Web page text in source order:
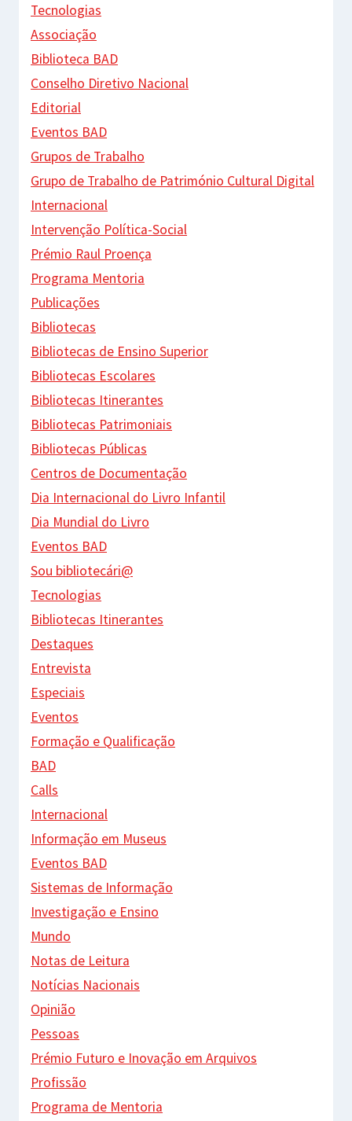
Tecnologias
Associação
Biblioteca BAD
Conselho Diretivo Nacional
Editorial
Eventos BAD
Grupos de Trabalho
Grupo de Trabalho de Património Cultural Digital
Internacional
Intervenção Política-Social
Prémio Raul Proença
Programa Mentoria
Publicações
Bibliotecas
Bibliotecas de Ensino Superior
Bibliotecas Escolares
Bibliotecas Itinerantes
Bibliotecas Patrimoniais
Bibliotecas Públicas
Centros de Documentação
Dia Internacional do Livro Infantil
Dia Mundial do Livro
Eventos BAD
Sou bibliotecári@
Tecnologias
Bibliotecas Itinerantes
Destaques
Entrevista
Especiais
Eventos
Formação e Qualificação
BAD
Calls
Internacional
Informação em Museus
Eventos BAD
Sistemas de Informação
Investigação e Ensino
Mundo
Notas de Leitura
Notícias Nacionais
Opinião
Pessoas
Prémio Futuro e Inovação em Arquivos
Profissão
Programa de Mentoria